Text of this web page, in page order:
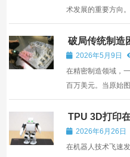
术发展的重要方向
的各自优势，该技
中成本高昂、设计
3D打印工艺引入实
著趋势。无论是...
破局传统制造
何实现天价模
2026年5月9日
在精密制造领域，
百万美元。当原始
向工程面临巨大挑
正为这一行业痛点
径：从物理实体到
TPU 3D打印
用2026年6月26日
在机器人技术飞速